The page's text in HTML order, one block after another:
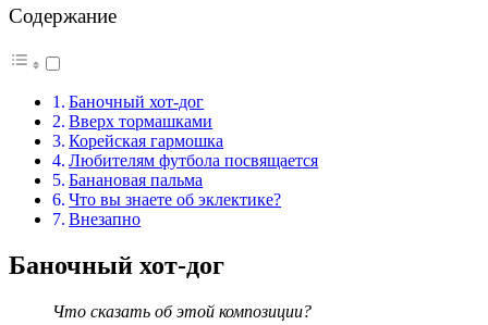
Содержание
Баночный хот-дог
Вверх тормашками
Корейская гармошка
Любителям футбола посвящается
Банановая пальма
Что вы знаете об эклектике?
Внезапно
Баночный хот-дог
Что сказать об этой композиции?